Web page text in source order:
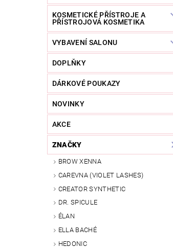
KOSMETICKÉ PŘÍSTROJE A
PŘÍSTROJOVÁ KOSMETIKA
VYBAVENÍ SALONU
DOPLŇKY
DÁRKOVÉ POUKAZY
NOVINKY
AKCE
ZNAČKY
BROW XENNA
CAREVNA (VIOLET LASHES)
CREATOR SYNTHETIC
DR. SPICULE
ÉLAN
ELLA BACHÉ
HEDONIC